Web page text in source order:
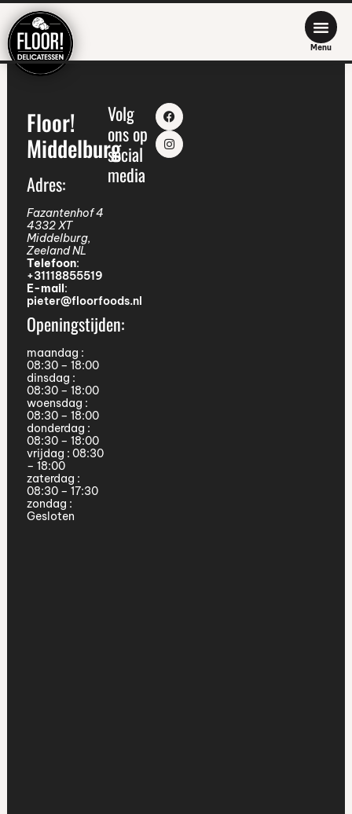
Menu
Floor!
Middelburg
Adres:
Fazantenhof 4
4332 XT
Middelburg,
ZeelandNL
Telefoon:
+31118855519
E-mail:
pieter@floorfoods.nl
Openingstijden:
maandag :
08:30 – 18:00
dinsdag :
08:30 – 18:00
woensdag :
08:30 – 18:00
donderdag :
08:30 – 18:00
vrijdag : 08:30
– 18:00
zaterdag :
08:30 – 17:30
zondag :
Gesloten
Volg
ons op
social
media